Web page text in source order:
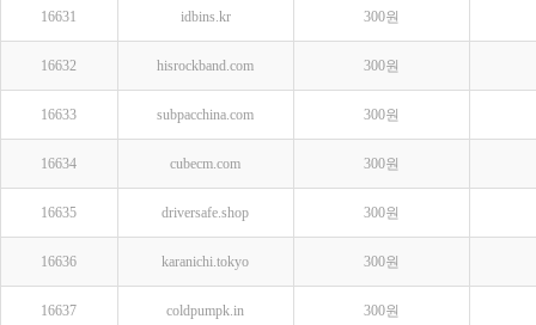
16631 idbins.kr 300원
16632 hisrockband.com 300원
16633 subpacchina.com 300원
16634 cubecm.com 300원
16635 driversafe.shop 300원
16636 karanichi.tokyo 300원
16637 coldpumpk.in 300원